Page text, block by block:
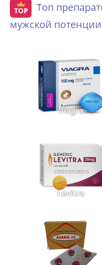
Топ
мужской потенции
Viagra
Levitra